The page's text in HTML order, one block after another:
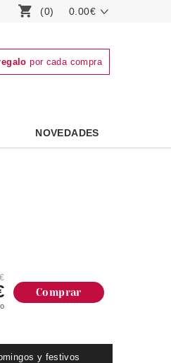
(0) 0.00€
por cada compra
NOVEDADES
Comprar
y festivos